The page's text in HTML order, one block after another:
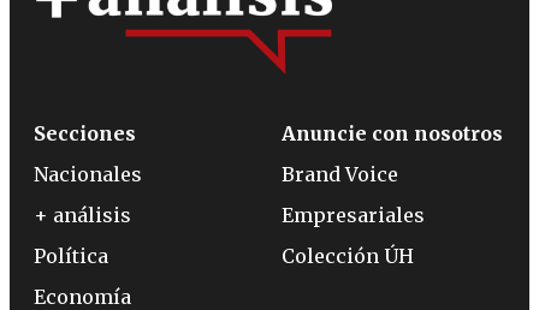
Secciones
Nacionales
+ análisis
Política
Economía
Anuncie con nosotros
Brand Voice
Empresariales
Colección ÚH